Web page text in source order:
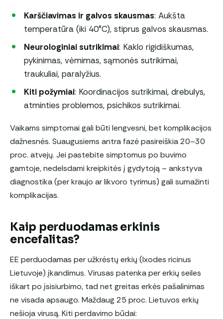
Karščiavimas ir galvos skausmas: Aukšta
temperatūra (iki 40°C), stiprus galvos skausmas.
Neurologiniai sutrikimai: Kaklo rigidiškumas,
pykinimas, vėmimas, sąmonės sutrikimai,
traukuliai, paralyžius.
Kiti požymiai: Koordinacijos sutrikimai, drebulys,
atminties problemos, psichikos sutrikimai.
Vaikams simptomai gali būti lengvesni, bet komplikacijos
dažnesnės. Suaugusiems antra fazė pasireiškia 20–30
proc. atvejų. Jei pastebite simptomus po buvimo
gamtoje, nedelsdami kreipkitės į gydytoją – ankstyva
diagnostika (per kraujo ar likvoro tyrimus) gali sumažinti
komplikacijas.
Kaip perduodamas erkinis
encefalitas?
EE perduodamas per užkrėstų erkių (Ixodes ricinus
Lietuvoje) įkandimus. Virusas patenka per erkių seiles
iškart po įsisiurbimo, tad net greitas erkės pašalinimas
ne visada apsaugo. Maždaug 25 proc. Lietuvos erkių
nešioja virusą. Kiti perdavimo būdai: